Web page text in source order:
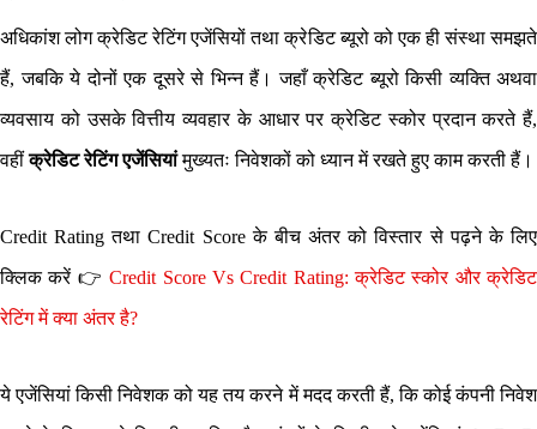
अधिकांश लोग क्रेडिट रेटिंग एजेंसियों तथा क्रेडिट ब्यूरो को एक ही संस्था समझते
हैं, जबकि ये दोनों एक दूसरे से भिन्न हैं। जहाँ क्रेडिट ब्यूरो किसी व्यक्ति अथवा
व्यवसाय को उसके वित्तीय व्यवहार के आधार पर क्रेडिट स्कोर प्रदान करते हैं,
वहींक्रेडिट रेटिंग एजेंसियांमुख्यतः निवेशकों को ध्यान में रखते हुए काम करती हैं।
Credit Rating तथा Credit Score के बीच अंतर को विस्तार से पढ़ने के लिए
क्लिक करें 👉Credit Score Vs Credit Rating: क्रेडिट स्कोर और क्रेडिट
रेटिंग में क्या अंतर है?
ये एजेंसियां किसी निवेशक को यह तय करने में मदद करती हैं, कि कोई कंपनी निवेश